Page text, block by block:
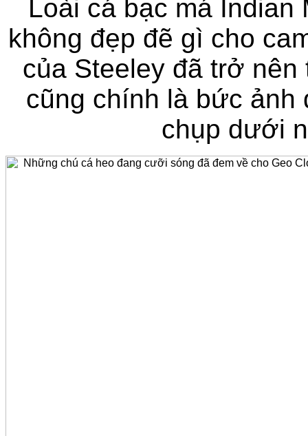
Loài cá bạc má
không đẹp đẽ gì cho
của Steeley đã trở
cũng chính là bức ảnh
chụp dưới